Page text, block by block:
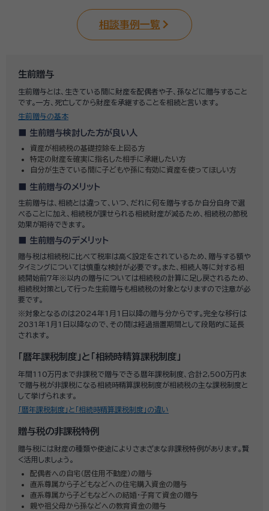
相談事例一覧
生前贈与
生前贈与とは、生きている間に財産を配偶者や子、孫などに贈与すること
です。一方、死亡してから財産を承継することを相続と言います。
生前贈与の基本
生前贈与検討した方が良い人
資産が相続税の基礎控除を上回る方
特定の財産を確実に指名した相手に承継したい方
自分が生きている間に子どもや孫に有効に資産を使ってほしい方
生前贈与のメリット
生前贈与は、相続とは違って、いつ、だれに何を贈与するか自分自身で選
べることに加え、相続税が課せられる相続財産が減るため、相続税の節税
効果が期待できます。
生前贈与のデメリット
贈与税は相続税に比べて税率は高く設定をされているため、贈与する額や
タイミングについては慎重な検討が必要です。また、相続人等に対する相
続開始前7年※以内の贈与については相続税の計算に足し戻されるため、
相続税対策として行った生前贈与も相続税の対象となりますので注意が必
要です。
※対象となるのは2024年1月1日以降の贈与分からです。完全な移行は
2031年1月1日以降なので、その間は経過措置期間として段階的に延長
されます。
「暦年課税制度」と「相続時精算課税制度」
年間110万円まで非課税で贈与できる暦年課税制度、合計2,500万円ま
で贈与税が非課税になる相続時精算課税制度が相続税の主な課税制度と
して挙げられます。
「暦年課税制度」と「相続時精算課税制度」の違い
贈与税の非課税特例
贈与税には財産の種類や使途によりさまざまな非課税特例があります。賢
く活用しましょう。
配偶者への自宅（居住用不動産）の贈与
直系尊属から子どもなどへの住宅購入資金の贈与
直系尊属から子どもなどへの結婚・子育て資金の贈与
親や祖父母から孫などへの教育資金の贈与